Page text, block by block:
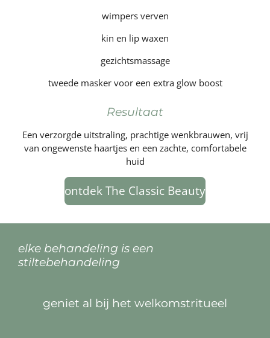
wimpers verven
kin en lip waxen
gezichtsmassage
tweede masker voor een extra glow boost
Resultaat
Een verzorgde uitstraling, prachtige wenkbrauwen, vrij
van ongewenste haartjes en een zachte, comfortabele
huid
ontdek The Classic Beauty
elke behandeling is een
stiltebehandeling
geniet al bij het welkomstritueel